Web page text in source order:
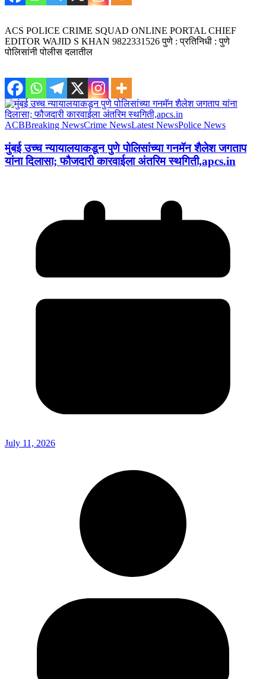
ACS POLICE CRIME SQUAD ONLINE PORTAL CHIEF
EDITOR WAJID S KHAN 9822331526 पुणे : प्रतिनिधी : पुणे
पोलिसांनी पोलीस दलातील
ACBBreaking NewsCrime NewsLatest NewsPolice News
मुंबई उच्च न्यायालयाकडून पुणे पोलिसांच्या गनमॅन शैलेश जगताप
यांना दिलासा; फौजदारी कारवाईला अंतरिम स्थगिती,apcs.in
July 11, 2026